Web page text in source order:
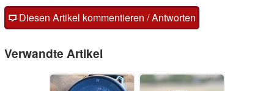
Diesen Artikel kommentieren / Antworten
Verwandte Artikel